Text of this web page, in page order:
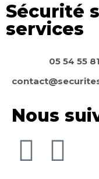
Sécurité
services
05 54 55 81
Nous